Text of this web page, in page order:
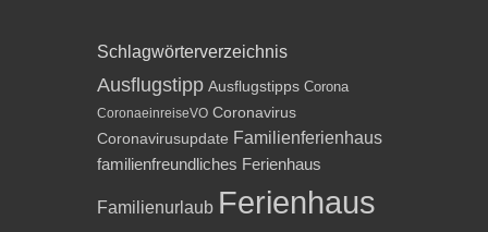
Schlagwörterverzeichnis
Ausflugstipp Ausflugstipps Corona
CoronaeinreiseVO Coronavirus
Coronavirusupdate Familienferienhaus
familienfreundliches Ferienhaus
Familienurlaub Ferienhaus